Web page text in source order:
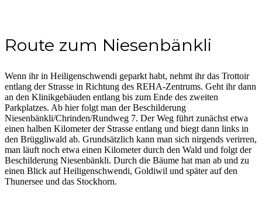
Route zum Niesenbänkli
Wenn ihr in Heiligenschwendi geparkt habt, nehmt ihr das Trottoir
entlang der Strasse in Richtung des REHA-Zentrums. Geht ihr dann
an den Klinikgebäuden entlang bis zum Ende des zweiten
Parkplatzes. Ab hier folgt man der Beschilderung
Niesenbänkli/Chrinden/Rundweg 7. Der Weg führt zunächst etwa
einen halben Kilometer der Strasse entlang und biegt dann links in
den Brüggliwald ab. Grundsätzlich kann man sich nirgends verirren,
man läuft noch etwa einen Kilometer durch den Wald und folgt der
Beschilderung Niesenbänkli. Durch die Bäume hat man ab und zu
einen Blick auf Heiligenschwendi, Goldiwil und später auf den
Thunersee und das Stockhorn.